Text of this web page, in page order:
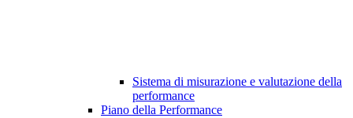
Sistema di misurazione e valutazione della
performance
Piano della Performance